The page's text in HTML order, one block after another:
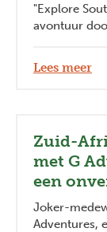
"Explore
avontuur
waarom
Lees meer
Zuid-
met G
een
Joker-
Adventures,